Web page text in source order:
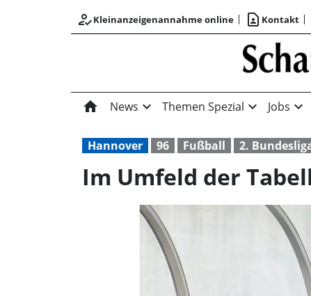
how_to_regKleinanzeigenannahme online contact_page Kontakt
home News expand_more Themen Spezial expand_more Jobs expand_more
Hannover 96 Fußball 2.
Im Umfeld der